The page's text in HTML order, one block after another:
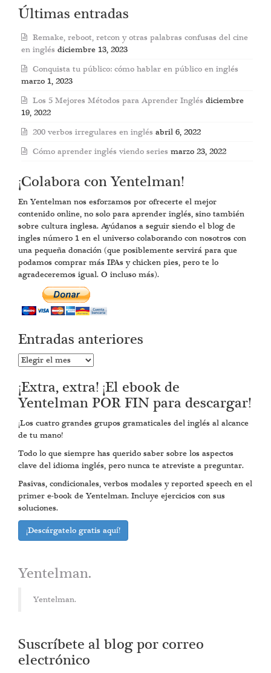
Últimas entradas
Remake, reboot, retcon y otras palabras confusas del cine
en inglés diciembre 13, 2023
Conquista tu público: cómo hablar en público en inglés
marzo 1, 2023
Los 5 Mejores Métodos para Aprender Inglés diciembre
19, 2022
200 verbos irregulares en inglés abril 6, 2022
Cómo aprender inglés viendo series marzo 23, 2022
¡Colabora con Yentelman!
En Yentelman nos esforzamos por ofrecerte el mejor
contenido online, no solo para aprender inglés, sino también
sobre cultura inglesa. Ayúdanos a seguir siendo el blog de
ingles número 1 en el universo colaborando con nosotros con
una pequeña donación (que posiblemente servirá para que
podamos comprar más IPAs y chicken pies, pero te lo
agradeceremos igual. O incluso más).
Entradas anteriores
Entradas
¡Extra, extra! ¡El ebook de
Yentelman POR FIN para descargar!
¡Los cuatro grandes grupos gramaticales del inglés al alcance
de tu mano!
Todo lo que siempre has querido saber sobre los aspectos
clave del idioma inglés, pero nunca te atreviste a preguntar.
Pasivas, condicionales, verbos modales y reported speech en el
primer e-book de Yentelman. Incluye ejercicios con sus
soluciones.
¡Descárgatelo gratis aquí!
Yentelman.
Yentelman.
Suscríbete al blog por correo
electrónico